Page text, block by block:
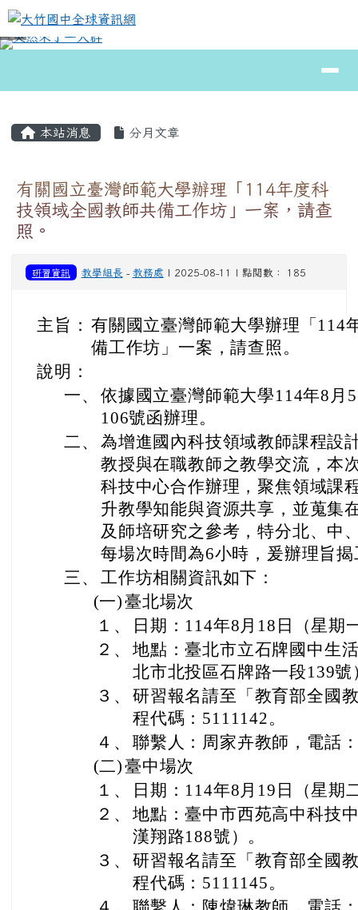
跳至主內容區
大竹國中全球資訊網
⏸
本站消息 分月文章
有關國立臺灣師範大學辦理「114年度科
技領域全國教師共備工作坊」一案，請查
照。
研習資訊 教學組長 - 教務處 | 2025-08-11 | 點閱數： 185
主旨： 有關國立臺灣師範大學辦理「114
備工作坊」一案，請查照。
說明：
一、 依據國立臺灣師範大學114年8月
106號函辦理。
二、 為增進國內科技領域教師課程設
教授與在職教師之教學交流，本
科技中心合作辦理，聚焦領域課
升教學知能與資源共享，並蒐集
及師培研究之參考，特分北、中
每場次時間為6小時，爰辦理旨
三、 工作坊相關資訊如下：
(一)臺北場次
１、
日期：114年8月18日（星期
２、 地點：臺北市立石牌國中生
北市北投區石牌路一段139號
３、 研習報名請至「教育部全國
程代碼：5111142。
４、 聯繫人：周家卉教師，電話
(二)臺中場次
１、
日期：114年8月19日（星期
２、 地點：臺中市西苑高中科技
漢翔路188號）。
３、 研習報名請至「教育部全國
程代碼：5111145。